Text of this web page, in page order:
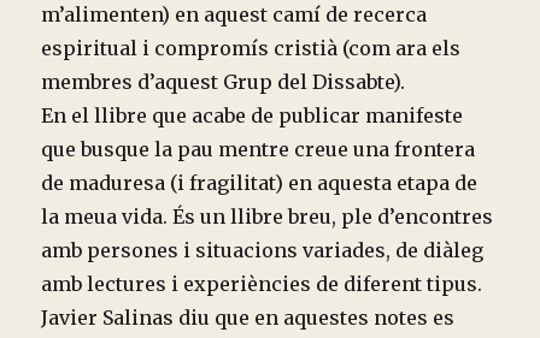
m’alimenten) en aquest camí de recerca
espiritual i compromís cristià (com ara els
membres d’aquest Grup del Dissabte).
En el llibre que acabe de publicar manifeste
que busque la pau mentre creue una frontera
de maduresa (i fragilitat) en aquesta etapa de
la meua vida. És un llibre breu, ple d’encontres
amb persones i situacions variades, de diàleg
amb lectures i experiències de diferent tipus.
Javier Salinas diu que en aquestes notes es